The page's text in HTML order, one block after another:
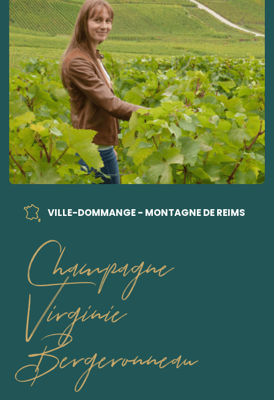
VILLE-DOMMANGE - MONTAGNE DE REIMS
Champagne
Virginie
Bergeronneau